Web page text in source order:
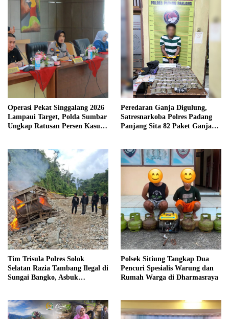
Operasi Pekat Singgalang 2026
Lampaui Target, Polda Sumbar
Ungkap Ratusan Persen Kasus
Peredaran Ganja Digulung,
Satresnarkoba Polres Padang
Panjang Sita 82 Paket Ganja
Tim Trisula Polres Solok
Selatan Razia Tambang Ilegal di
Sungai Bangko, Asbuk
Polsek Sitiung Tangkap Dua
Pencuri Spesialis Warung dan
Rumah Warga di Dharmasraya